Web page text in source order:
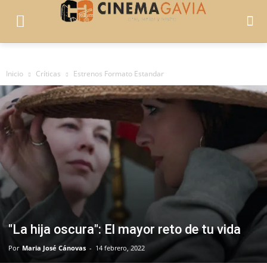
Inicio Críticas Estrenos Formato Estandar
"La hija oscura": El mayor reto de tu vida
Por Maria José Cánovas - 14 febrero, 2022